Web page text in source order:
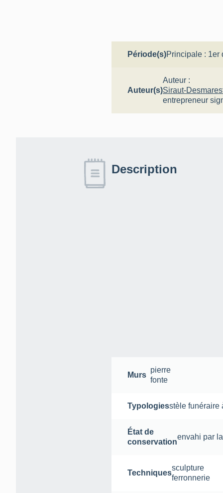
Période(s)Principale : 1er
Auteur(s)
Auteur :
Siraut-
entrepreneur
Description
Murs
pierre
fonte
Typologiesstèle funéraire
État de
conservation
envahi par
Techniques
sculpture
ferronnerie